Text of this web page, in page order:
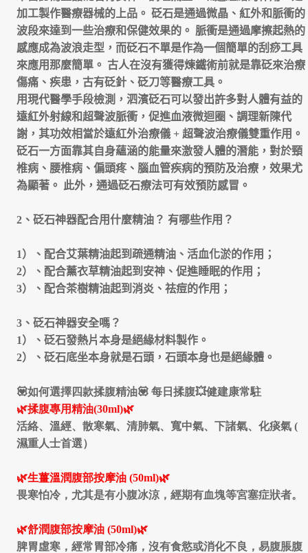
加工製作醫療器械的上品。 砭石是通過微晶、紅外和脈衝的
波段來達到一些治療和保健效果的。 脈衝是通過摩擦起熱的
感應成為波浪走型，而砭石不單是作為一個簡單的刮痧工具
來應用那麼簡單。 古人在沒有獲得煉鐵術前就是靠砭來治療
傷痛、疾患，古有砭針、砭刀等醫療工具。
用現代醫學手段檢測，泗濱砭石可以發出許多對人體有益的
遠紅外射線和超聲波脈衝，促進血液微迴圈、調理新陳代
謝，其功效相當於遠紅外治療儀 + 超聲波治療儀雙重作用。
砭石一方面靠其自身蘊涵的能量來激發人體的潛能，對於頸
椎病、腰椎病、偏頭疼、腦血管疾病的預防及治療，效果尤
為顯著。
此外，通過砭石療法可有效預防感冒。
2 、砭石神器配合用什麼精油？ 有哪些作用？
1 ）、配合艾葉精油起到疏通精油、活血化淤的作用；
2）、配合薰衣草精油起到安神、促進睡眠的作用；
3）、配合茶樹精油起到消炎、祛痘的作用；
3 、砭石神器安全嗎？
1 ）、砭石發熱片本身是絕緣材料製作。
2）、砭石底坐本身就是石頭，石頭本身也是絕緣體。
💟如何選擇四款揉腹精油💟 每日揉腹💥健建康常駐
🌿揉腹專用精油(30ml)🌿
活絡、溫經、散寒氣、清肺氣、寬中氣、下諸氣、化痰氣 (
濕重人士首選）
🌿生薑溫潤腹部按摩油 (50ml)🌿
畏寒怕冷，尤其是有小腹冰涼，經期有血塊等宮塞症狀者。
🌿舒潤腹部按摩油 (50ml)🌿
脾胃虛寒，經常胃部冷痛，沒有食慾或消化不良，易腹脹腹